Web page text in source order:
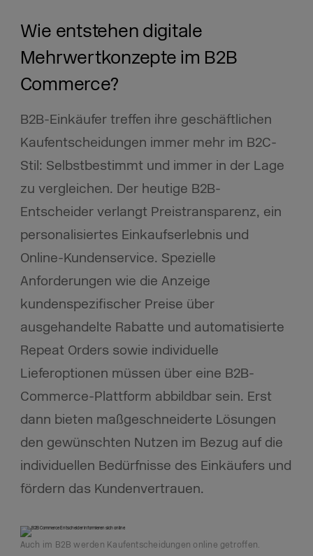
Wie entstehen digitale
Mehrwertkonzepte im B2B
Commerce?
B2B-Einkäufer treffen ihre geschäftlichen
Kaufentscheidungen immer mehr im B2C-
Stil: Selbstbestimmt und immer in der Lage
zu vergleichen. Der heutige B2B-
Entscheider verlangt Preistransparenz, ein
personalisiertes Einkaufserlebnis und
Online-Kundenservice. Spezielle
Anforderungen wie die Anzeige
kundenspezifischer Preise über
ausgehandelte Rabatte und automatisierte
Repeat Orders sowie individuelle
Lieferoptionen müssen über eine B2B-
Commerce-Plattform abbildbar sein. Erst
dann bieten maßgeschneiderte Lösungen
den gewünschten Nutzen im Bezug auf die
individuellen Bedürfnisse des Einkäufers und
fördern das Kundenvertrauen.
Auch im B2B werden Kaufentscheidungen online getroffen.